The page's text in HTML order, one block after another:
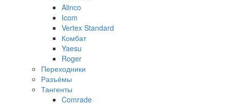
Alinco
Icom
Vertex Standard
Комбат
Yaesu
Roger
Переходники
Разъёмы
Тангенты
Comrade